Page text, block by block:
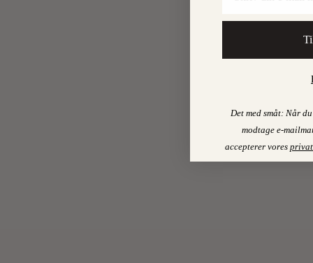
Det med småt: Når
modtage e-
accepterer vores